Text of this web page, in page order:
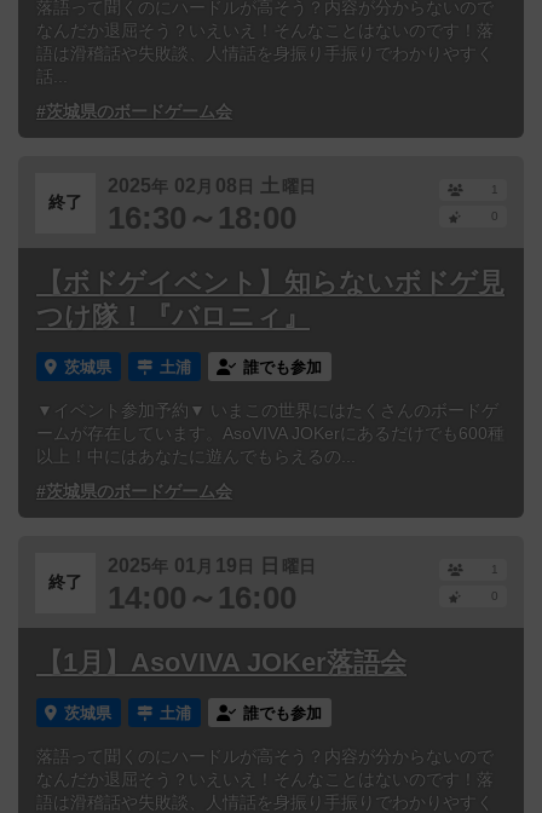
落語って聞くのにハードルが高そう？内容が分からないので
なんだか退屈そう？いえいえ！そんなことはないのです！落
語は滑稽話や失敗談、人情話を身振り手振りでわかりやすく
話...
#茨城県のボードゲーム会
終了
2025年 02 月 08 日 土 曜日
16:30～18:00
1
0
【ボドゲイベント】知らないボドゲ見
つけ隊！『バロニィ』
茨城県 土浦 誰でも参加
▼イベント参加予約▼ いまこの世界にはたくさんのボードゲ
ームが存在しています。AsoVIVA JOKerにあるだけでも600種
以上！中にはあなたに遊んでもらえるの...
#茨城県のボードゲーム会
終了
2025年 01 月 19 日 日 曜日
14:00～16:00
1
0
【1月】AsoVIVA JOKer落語会
茨城県 土浦 誰でも参加
落語って聞くのにハードルが高そう？内容が分からないので
なんだか退屈そう？いえいえ！そんなことはないのです！落
語は滑稽話や失敗談、人情話を身振り手振りでわかりやすく